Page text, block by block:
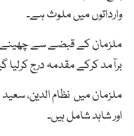
وارداتوں میں ملوث ہے۔
برآمد کرکے مقدمہ درج کرلیا
ملزمان میں نظام الدین،
اور شاہد شامل ہیں۔